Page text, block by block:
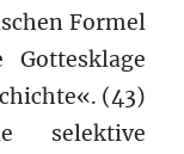
Formel
(43)
selektive